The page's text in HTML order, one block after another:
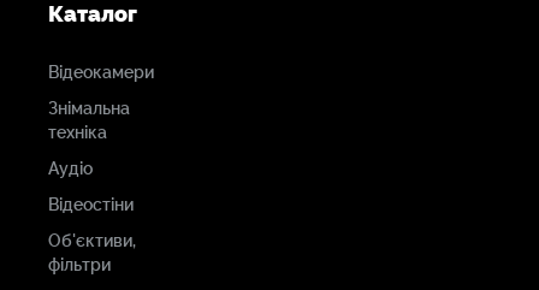
Каталог
Відеокамери
Знімальна
техніка
Аудіо
Відеостіни
Об'єктиви,
фільтри